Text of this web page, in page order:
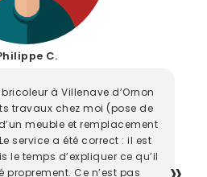
C.
à Villenave d’Ornon
travaux chez moi (pose de
meuble et remplacement
service a été correct : il est
le temps d’expliquer ce qu’il
Ce n’est pas